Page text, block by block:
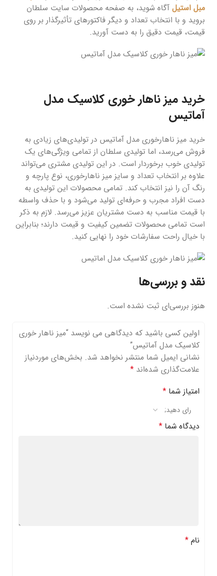
مبل استیل آگاه شوید، به صفحه محصولات سایت سلطان
بروید و با انتخاب تعداد و دیگر فاکتورهای تأثیرگذار بر روی
قیمت، قیمت دقیق را به دست آورید.
خرید میز ناهار خوری کلاسیک مدل
آماتیس
خرید میز ناهارخوری مدل آماتیس در تولیدی‌های زیادی به
فروش می‌رسد، اما تولیدی سلطان از تمامی ویژگی‌های یک
تولیدی خوب برخوردار است. در این تولیدی مشتری می‌تواند
علاوه بر انتخاب تعداد و سایز میز ناهارخوری، نوع پارچه و
رنگ آن را نیز انتخاب کند. تمامی محصولات این تولیدی به
دست افراد مجرب و حرفه‌ای تولید می‌شود و با حذف واسطه
با قیمت مناسب به دست مشتریان عزیز می‌رسد. لازم به ذکر
است تمامی محصولات تضمین کیفیت و قیمت دارند؛ بنابراین
با خیال راحت سفارشات خود را نهایی کنید.
نقد و بررسی‌ها
هنوز بررسی‌ای ثبت نشده است.
اولین کسی باشید که دیدگاهی می نویسد “میز ناهار خوری
کلاسیک مدل آماتیس”
نشانی ایمیل شما منتشر نخواهد شد. بخش‌های موردنیاز
علامت‌گذاری شده‌اند *
امتیاز شما *
دیدگاه شما *
نام *